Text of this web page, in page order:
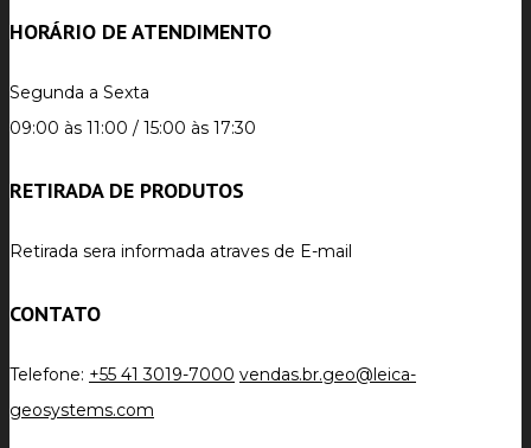
HORÁRIO DE ATENDIMENTO
Segunda a Sexta
09:00 às 11:00 / 15:00 às 17:30
RETIRADA DE PRODUTOS
Retirada sera informada atraves de E-mail
CONTATO
Telefone: +55 41 3019-7000 vendas.br.geo@leica-
geosystems.com